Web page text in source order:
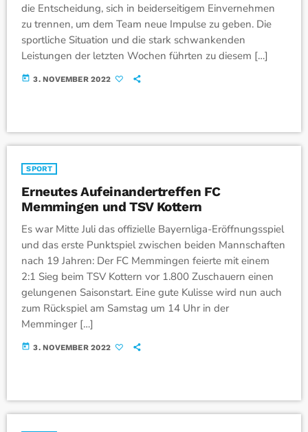
die Entscheidung, sich in beiderseitigem Einvernehmen
zu trennen, um dem Team neue Impulse zu geben. Die
sportliche Situation und die stark schwankenden
Leistungen der letzten Wochen führten zu diesem […]
today 3. NOVEMBER 2022
SPORT
Erneutes Aufeinandertreffen FC
Memmingen und TSV Kottern
Es war Mitte Juli das offizielle Bayernliga-Eröffnungsspiel
und das erste Punktspiel zwischen beiden Mannschaften
nach 19 Jahren: Der FC Memmingen feierte mit einem
2:1 Sieg beim TSV Kottern vor 1.800 Zuschauern einen
gelungenen Saisonstart. Eine gute Kulisse wird nun auch
zum Rückspiel am Samstag um 14 Uhr in der
Memminger […]
today 3. NOVEMBER 2022